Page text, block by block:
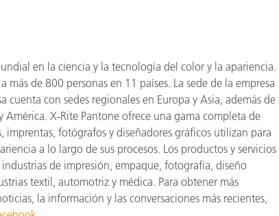
en la ciencia y la tecnología del color y la apariencia.
más de 800 personas en 11 países. La sede de la empresa
con sedes regionales en Europa y Asia, además de
América. X‑Rite Pantone ofrece una gama completa de
fotógrafos y diseñadores gráficos utilizan para
a lo largo de sus procesos. Los productos y servicios
de impresión, empaque, fotografía, diseño
textil, automotriz y médica. Para obtener más
la información y las conversaciones más recientes,